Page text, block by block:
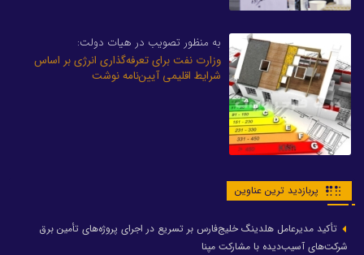
به منظور تصویب در هیات دولت:
وزارت نفت برای تعرفه‌گذاری انرژی بر اساس
شرایط اقلیمی آیین‌نامه نوشت
پربازدید ترین عناوین
تأکید مدیرعامل هلدینگ خلیج‌فارس بر تسریع در اجرای پروژه‌های تأمین برق
شرکت‌های آسیب‌دیده با مشارکت مپنا